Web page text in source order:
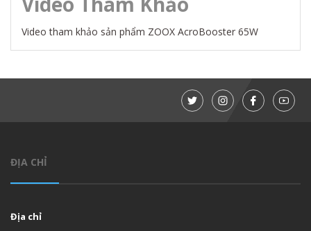
Video tham khảo sản phẩm ZOOX AcroBooster 65W
ĐỊA CHỈ
Địa chỉ